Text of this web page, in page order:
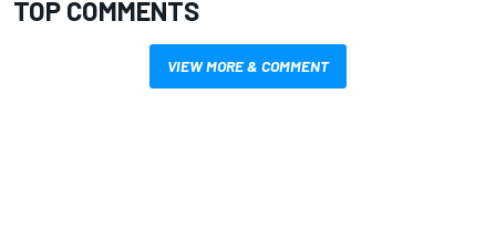
TOP COMMENTS
VIEW MORE & COMMENT